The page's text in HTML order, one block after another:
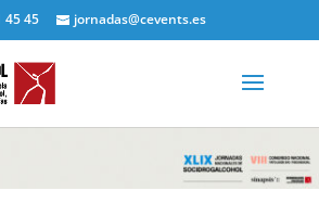
45 45 jornadas@cevents.es